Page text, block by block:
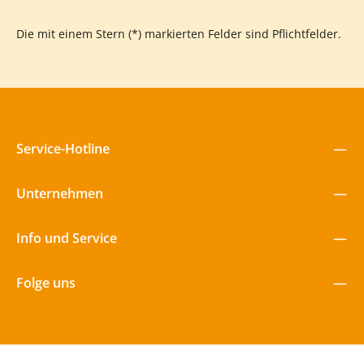
Die mit einem Stern (*) markierten Felder sind Pflichtfelder.
Service-Hotline
Unternehmen
Info und Service
Folge uns